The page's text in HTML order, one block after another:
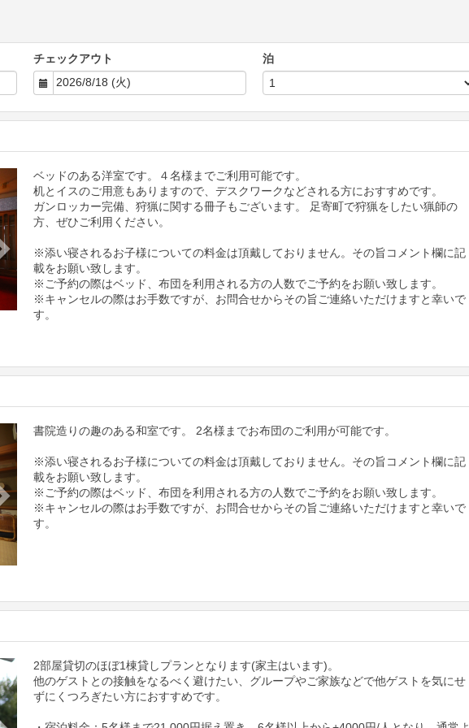
チェックアウト 泊
Nextベッドのある洋室です。４名様までご利用可能です。
机とイスのご用意もありますので、デスクワークなどされる方におすすめです。
ガンロッカー完備、狩猟に関する冊子もございます。 足寄町で狩猟をしたい猟師の
方、ぜひご利用ください。
※添い寝されるお子様についての料金は頂戴しておりません。その旨コメント欄に記
載をお願い致します。
※ご予約の際はベッド、布団を利用される方の人数でご予約をお願い致します。
※キャンセルの際はお手数ですが、お問合せからその旨ご連絡いただけますと幸いで
す。
Next書院造りの趣のある和室です。 2名様までお布団のご利用が可能です。
※添い寝されるお子様についての料金は頂戴しておりません。その旨コメント欄に記
載をお願い致します。
※ご予約の際はベッド、布団を利用される方の人数でご予約をお願い致します。
※キャンセルの際はお手数ですが、お問合せからその旨ご連絡いただけますと幸いで
す。
Next2部屋貸切のほぼ1棟貸しプランとなります(家主はいます)。
他のゲストとの接触をなるべく避けたい、グループやご家族などで他ゲストを気にせ
ずにくつろぎたい方におすすめです。